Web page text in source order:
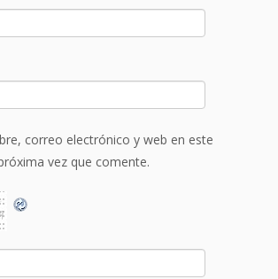
correo electrónico y web en este
vez que comente.